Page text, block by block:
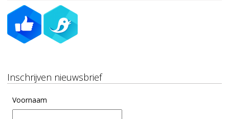
Inschrijven nieuwsbrief
Voornaam